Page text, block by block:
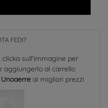
FEDI?
sull'immagine per
aggiungerlo al carrello
ai migliori prezzi